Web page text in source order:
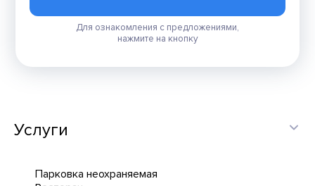
Для ознакомления с предложениями,
нажмите на кнопку
Услуги
Парковка неохраняемая